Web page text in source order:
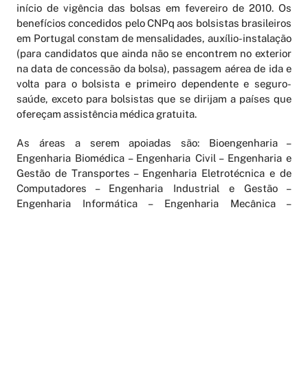
início de vigência das bolsas em fevereiro de 2010. Os
benefícios concedidos pelo CNPq aos bolsistas brasileiros
em Portugal constam de mensalidades, auxílio-instalação
(para candidatos que ainda não se encontrem no exterior
na data de concessão da bolsa), passagem aérea de ida e
volta para o bolsista e primeiro dependente e seguro-
saúde, exceto para bolsistas que se dirijam a países que
ofereçam assistência médica gratuita.
As áreas a serem apoiadas são: Bioengenharia –
Engenharia Biomédica – Engenharia Civil – Engenharia e
Gestão de Transportes – Engenharia Eletrotécnica e de
Computadores – Engenharia Industrial e Gestão –
Engenharia Informática – Engenharia Mecânica –